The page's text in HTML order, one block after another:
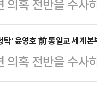
당과 협치도 추구
이…
문대학원장도 불
혐의와 관련해
따르면 송 의장
에 마련된 특검
…
의혹 전반을 수사
게이트' 수사를
검은 현재 김씨
머물고 있는 김
건희 특검팀은 집
탁' 윤영호 前 통일교 세계본
의혹 전반을 수사
2인자'로 알려진